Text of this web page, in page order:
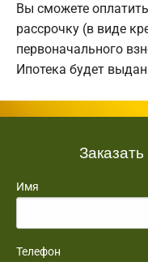
Вы сможете
рассрочку (в виде
первоначального
Ипотека будет
Имя
Телефон